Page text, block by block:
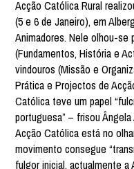
Acção Católica Rural
(5 e 6 de Janeiro), em
Animadores. Nele olhou-se
(Fundamentos, História e
vindouros (Missão e
Prática e Projectos de
Católica teve um papel
portuguesa” – frisou
Acção Católica está no
movimento consegue
fulgor inicial, actualmente a